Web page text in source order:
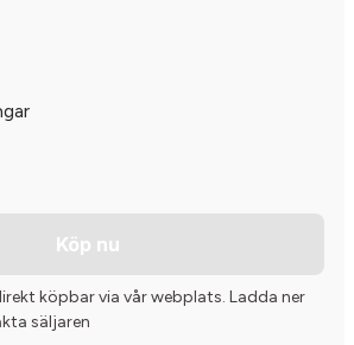
Köp nu
köpbar via vår webplats. Ladda ner
säljaren